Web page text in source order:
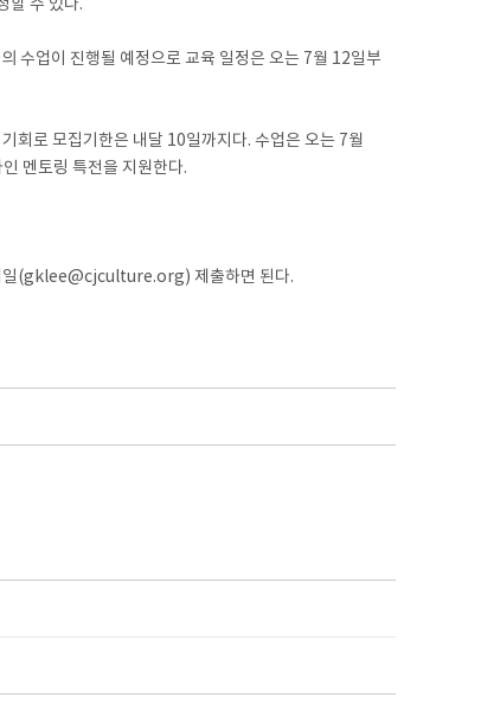
할 수 있다.
수업이 진행될 예정으로 교육 일정은 오는 7월 12일부
회로 모집기한은 내달 10일까지다. 수업은 오는 7월
멘토링 특전을 지원한다.
일(gklee@cjculture.org) 제출하면 된다.